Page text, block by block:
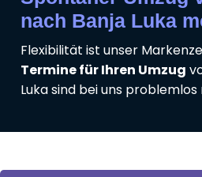
nach Banja Luka
Flexibilität ist unser
Termine für Ihren Umzug
Luka sind bei uns problemlos